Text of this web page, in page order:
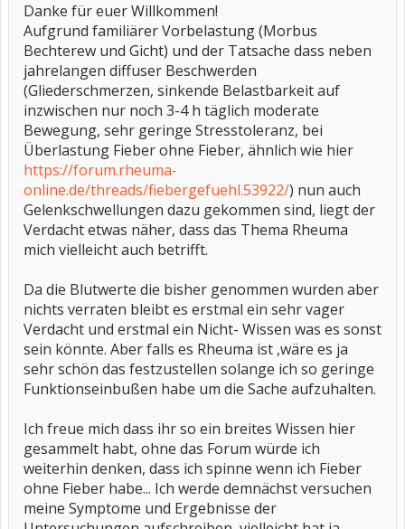
Danke für euer Willkommen!
Aufgrund familiärer Vorbelastung (Morbus
Bechterew und Gicht) und der Tatsache dass neben
jahrelangen diffuser Beschwerden
(Gliederschmerzen, sinkende Belastbarkeit auf
inzwischen nur noch 3-4 h täglich moderate
Bewegung, sehr geringe Stresstoleranz, bei
Überlastung Fieber ohne Fieber, ähnlich wie hier
https://forum.rheuma-
online.de/threads/fiebergefuehl.53922/) nun auch
Gelenkschwellungen dazu gekommen sind, liegt der
Verdacht etwas näher, dass das Thema Rheuma
mich vielleicht auch betrifft.
Da die Blutwerte die bisher genommen wurden aber
nichts verraten bleibt es erstmal ein sehr vager
Verdacht und erstmal ein Nicht- Wissen was es sonst
sein könnte. Aber falls es Rheuma ist ,wäre es ja
sehr schön das festzustellen solange ich so geringe
Funktionseinbußen habe um die Sache aufzuhalten.
Ich freue mich dass ihr so ein breites Wissen hier
gesammelt habt, ohne das Forum würde ich
weiterhin denken, dass ich spinne wenn ich Fieber
ohne Fieber habe... Ich werde demnächst versuchen
meine Symptome und Ergebnisse der